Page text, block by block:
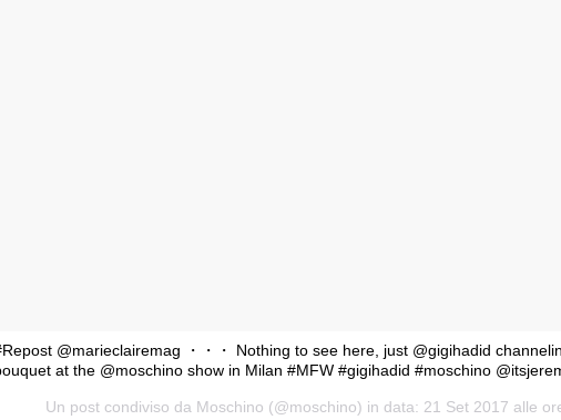
@marieclairemag ・・・ Nothing to see here, just @gigihadid
at the @moschino show in Milan #MFW #gigihadid #moschino
Un post condiviso da Moschino (@moschino) in data: 21 Set 2017 alle